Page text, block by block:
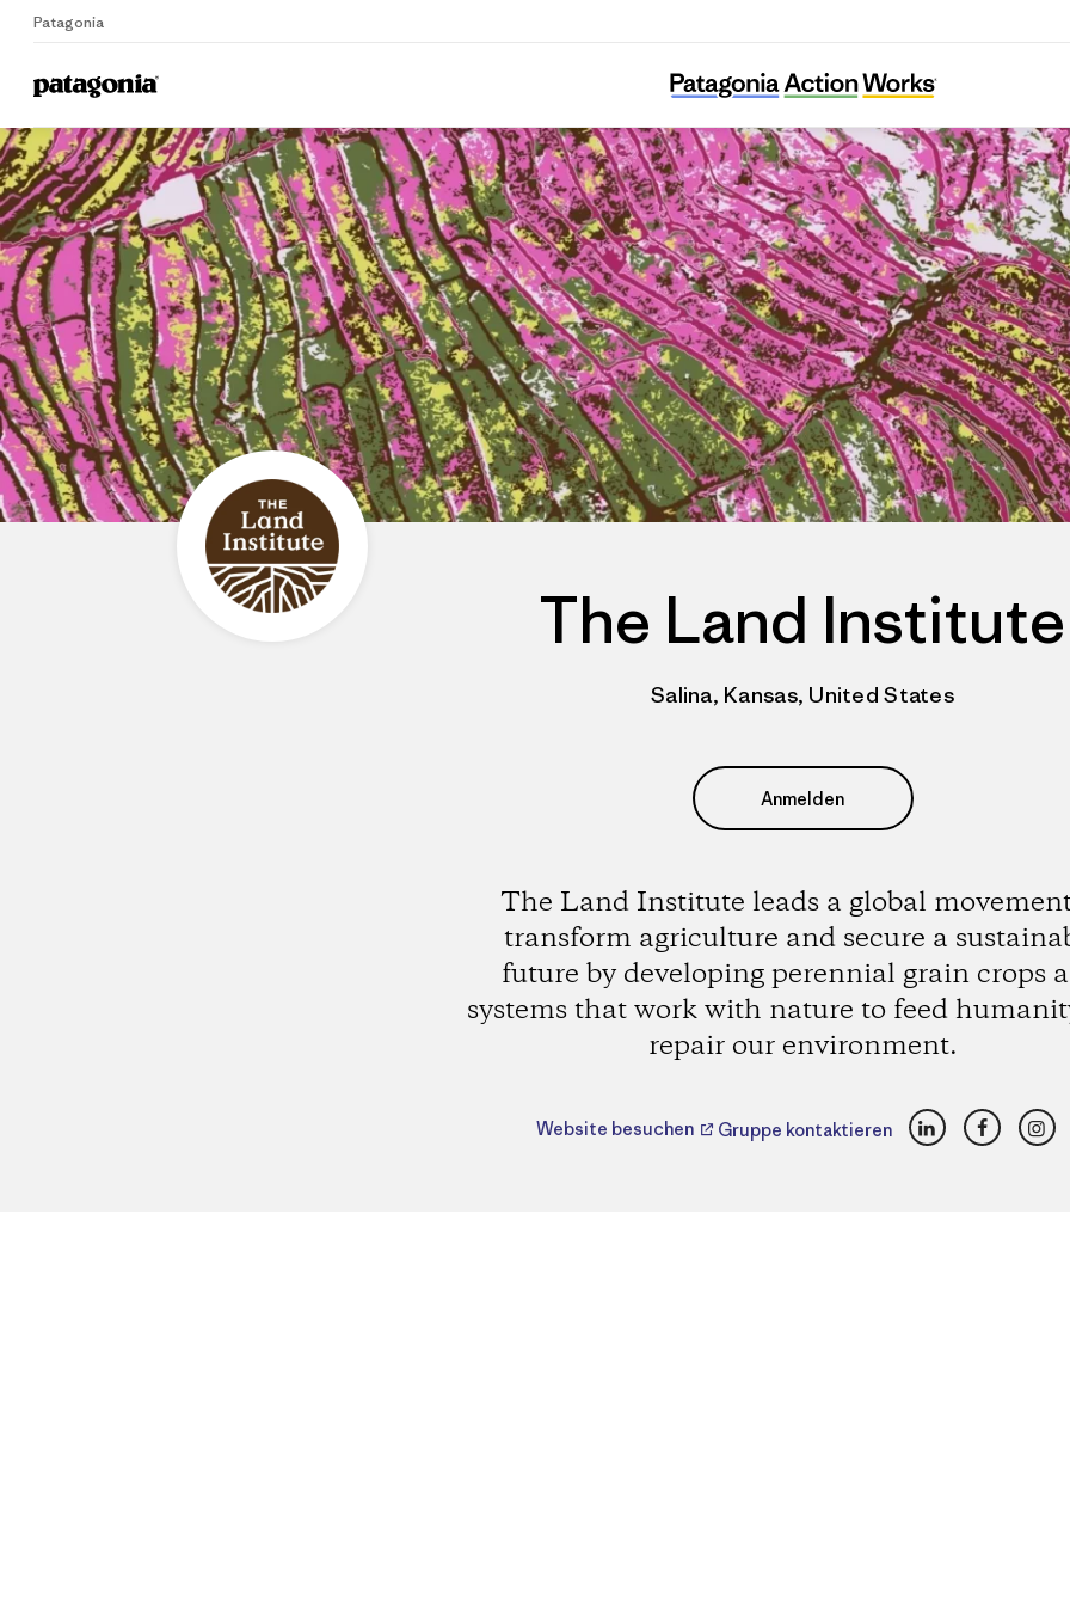
Patagonia
Home
The Land Institute
The Land Institute
Salina, Kansas, United States
Anmelden
The Land Institute leads a global
transform agriculture and secure a
future by developing perennial grain crops
systems that work with nature to feed
repair our environment.
Website besuchen Gruppe kontaktieren LinkedInFacebook